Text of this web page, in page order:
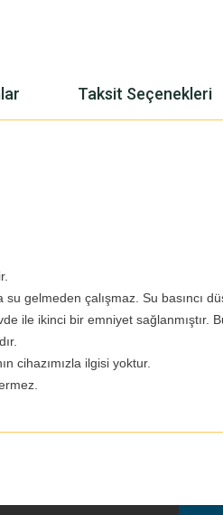
Taksit Seçenekleri
gelmeden çalışmaz. Su basıncı
ile ikinci bir emniyet
cihazımızla ilgisi yoktur.